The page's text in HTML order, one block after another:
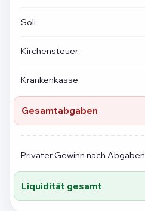
Soli
Kirchensteuer
Krankenkasse
Gesamtabgaben
Privater Gewinn nach Abgaben
Liquidität gesamt